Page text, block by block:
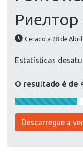
Риелтор
Gerado a 28 de Abril
Estatísticas
O resultado é de
Descarregue a